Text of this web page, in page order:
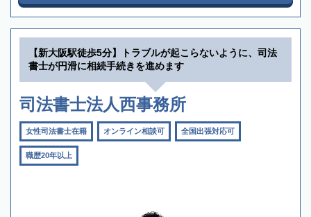
【新大阪駅徒歩5分】トラブルが起こらないように、司法
書士が円滑に相続手続きを進めます
司法書士法人西事務所
女性司法書士在籍 オンライン相談可 全国出張対応可
職歴20年以上